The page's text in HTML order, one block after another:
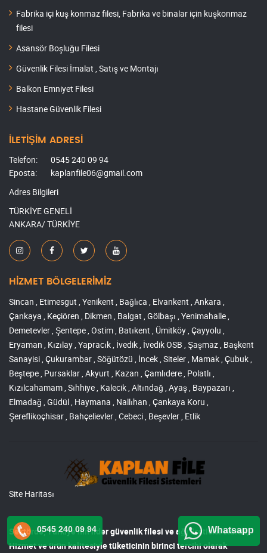
Fabrika içi kuş konmaz filesi, Fabrika ve binalar için kuşkonmaz
filesi
Asansör Boşluğu Filesi
Güvenlik Filesi İmalat , Satış ve Montajı
Balkon Emniyet Filesi
Hastane Güvenlik Filesi
İLETİŞİM ADRESİ
Telefon:
0545 240 09 94
Eposta:
kaplanfile06@gmail.com
Adres Bilgileri
TÜRKİYE GENELİ
ANKARA/ TÜRKİYE
HİZMET BÖLGELERİMİZ
Sincan , Etimesgut , Yenikent , Bağlıca , Elvankent , Ankara ,
Çankaya , Keçiören , Dikmen , Balgat , Gölbaşı , Yenimahalle ,
Demetevler , Şentepe , Ostim , Batıkent , Ümitköy , Çayyolu ,
Eryaman , Kızılay , Yapracık , İvedik , İvedik OSB , Şaşmaz , Başkent
Sanayisi , Çukurambar , Söğütözü , İncek , Siteler , Mamak , Çubuk ,
Beştepe , Pursaklar , Akyurt , Kazan , Çamlıdere , Polatlı ,
Kızılcahamam , Sıhhiye , Kalecik , Altındağ , Ayaş , Baypazarı ,
Elmadağ , Güdül , Haymana , Nallıhan , Çankaya Koru ,
Şereflikoçhisar , Bahçelievler , Cebeci , Beşevler , Etlik
Site Haritası
Sektörde, Türkiye’nin lidergüvenlik filesi ve ağıüreticisi olarak,
Hizmet ve ürün kalitesiyle tüketicinin birinci tercihi olarak
0545 240 09 94 Whatsapp